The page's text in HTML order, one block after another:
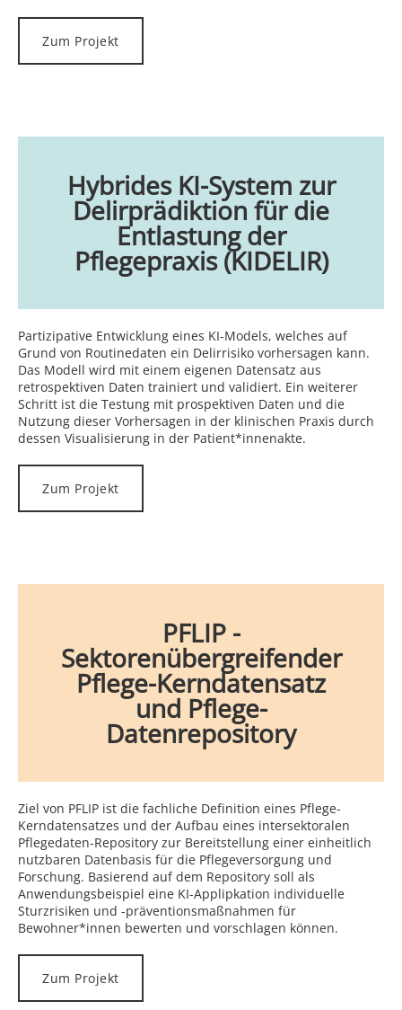
Zum Projekt
Hybrides KI-System zur
Delirprädiktion für die
Entlastung der
Pflegepraxis (KIDELIR)
Partizipative Entwicklung eines KI-Models, welches auf
Grund von Routinedaten ein Delirrisiko vorhersagen kann.
Das Modell wird mit einem eigenen Datensatz aus
retrospektiven Daten trainiert und validiert. Ein weiterer
Schritt ist die Testung mit prospektiven Daten und die
Nutzung dieser Vorhersagen in der klinischen Praxis durch
dessen Visualisierung in der Patient*innenakte.
Zum Projekt
PFLIP -
Sektorenübergreifender
Pflege-Kerndatensatz
und Pflege-
Datenrepository
Ziel von PFLIP ist die fachliche Definition eines Pflege-
Kerndatensatzes und der Aufbau eines intersektoralen
Pflegedaten-Repository zur Bereitstellung einer einheitlich
nutzbaren Datenbasis für die Pflegeversorgung und
Forschung. Basierend auf dem Repository soll als
Anwendungsbeispiel eine KI-Applipkation individuelle
Sturzrisiken und -präventionsmaßnahmen für
Bewohner*innen bewerten und vorschlagen können.
Zum Projekt